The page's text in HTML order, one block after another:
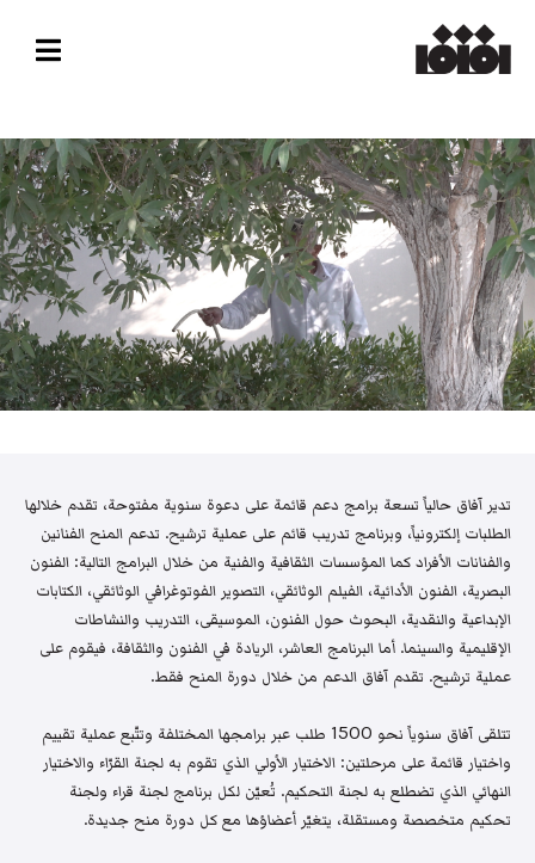
تدير آفاق حالياً تسعة برامج دعم قائمة على دعوة سنوية مفتوحة، تقدم خلالها
الطلبات إلكترونياً، وبرنامج تدريب قائم على عملية ترشيح. تدعم المنح الفنانين
والفنانات الأفراد كما المؤسسات الثقافية والفنية من خلال البرامج التالية: الفنون
البصرية، الفنون الأدائية، الفيلم الوثائقي، التصوير الفوتوغرافي الوثائقي، الكتابات
الإبداعية والنقدية، البحوث حول الفنون، الموسيقى، التدريب والنشاطات
الإقليمية والسينما. أما البرنامج العاشر، الريادة في الفنون والثقافة، فيقوم على
عملية ترشيح. تقدم آفاق الدعم من خلال دورة المنح فقط.
تتلقى آفاق سنوياً نحو 1500 طلب عبر برامجها المختلفة وتتّبع عملية تقييم
واختيار قائمة على مرحلتين: الاختيار الأولي الذي تقوم به لجنة القرّاء والاختيار
النهائي الذي تضطلع به لجنة التحكيم. تُعيّن لكل برنامج لجنة قراء ولجنة
تحكيم متخصصة ومستقلة، يتغيّر أعضاؤها مع كل دورة منح جديدة.